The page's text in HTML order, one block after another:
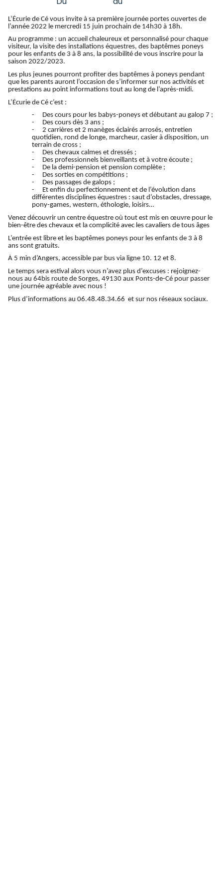
L’Écurie de Cé vous invite à sa première journée portes ouvertes de
l’année 2022 le mercredi 15 juin prochain de 14h30 à 18h.
Au programme : un accueil chaleureux et personnalisé pour chaque
visiteur, la visite des installations équestres, des baptêmes poneys
pour les enfants de 3 à 8 ans, la possibilité de vous inscrire pour la
saison 2022/2023.
Les plus jeunes pourront profiter des baptêmes à poneys pendant
que les parents auront l’occasion de s’informer sur nos activités et
prestations au point informations tout au long de l’après-midi.
L’Écurie de Cé c’est :
-
Des cours pour les babys-poneys et débutant au galop 7 ;
-
Des cours dès 3 ans ;
-
2 carrières et 2 manèges éclairés arrosés, entretien
quotidien, rond de longe, marcheur, casier à disposition, un
terrain de cross ;
-
Des chevaux calmes et dressés ;
-
Des professionnels bienveillants et à votre écoute ;
-
De la demi-pension et pension complète ;
-
Des sorties en compétitions ;
-
Des passages de galops ;
-
Et enfin du perfectionnement et de l’évolution dans
différentes disciplines équestres : saut d’obstacles, dressage,
pony-games, western, éthologie, loisirs…
Venez découvrir un centre équestre où tout est mis en œuvre pour le
bien-être des chevaux et la complicité avec les cavaliers de tous âges
L’entrée est libre et les baptêmes poneys pour les enfants de 3 à 8
ans sont gratuits.
À 5 min d’Angers, accessible par bus via ligne 10. 12 et 8.
Le temps sera estival alors vous n’avez plus d’excuses : rejoignez-
nous au 64bis route de Sorges, 49130 aux Ponts-de-Cé pour passer
une journée agréable avec nous !
Plus d’informations au 06.48.48.34.66 et sur nos réseaux sociaux.